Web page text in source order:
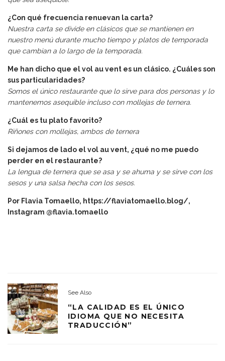
¿Con qué frecuencia renuevan la carta?
Nuestra carta se divide en clásicos que se mantienen en
nuestro menú durante mucho tiempo y platos de temporada
que cambian a lo largo de la temporada.
Me han dicho que el vol au vent es un clásico. ¿Cuáles son
sus particularidades?
Somos el único restaurante que lo sirve para dos personas y lo
mantenemos asequible incluso con mollejas de ternera.
¿Cuál es tu plato favorito?
Riñones con mollejas, ambos de ternera
Si dejamos de lado el vol au vent, ¿qué no me puedo
perder en el restaurante?
La lengua de ternera que se asa y se ahuma y se sirve con los
sesos y una salsa hecha con los sesos.
Por Flavia Tomaello, https://flaviatomaello.blog/,
Instagram @flavia.tomaello
See Also
“LA CALIDAD ES EL ÚNICO
IDIOMA QUE NO NECESITA
TRADUCCIÓN”